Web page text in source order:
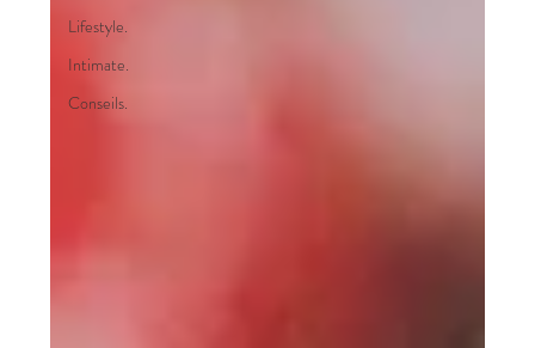
Lifestyle.
Intimate.
Conseils.